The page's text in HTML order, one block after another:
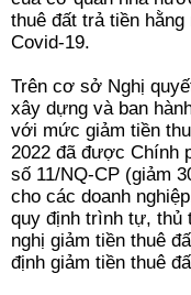
thuê đất trả tiền
Covid-19.
Trên cơ sở Nghị
xây dựng và ban
với mức giảm tiền
2022 đã được Chính
số 11/NQ-CP (giảm
cho các doanh
quy định trình tự, thủ
nghị giảm tiền thuê
định giảm tiền thuê